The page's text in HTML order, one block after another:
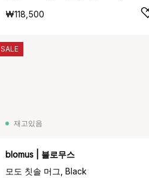
₩118,500
재고있음
blomus | 블로무스
모도 칫솔 머그, Black
SALE